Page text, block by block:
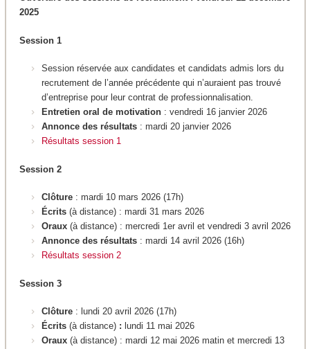
2025
Session 1
Session réservée aux candidates et candidats admis lors du
recrutement de l’année précédente qui n’auraient pas trouvé
d’entreprise pour leur contrat de professionnalisation.
Entretien oral de motivation : vendredi 16 janvier 2026
Annonce des résultats : mardi 20 janvier 2026
Résultats session 1
Session 2
Clôture : mardi 10 mars 2026 (17h)
Écrits (à distance) : mardi 31 mars 2026
Oraux (à distance) : mercredi 1er avril et vendredi 3 avril 2026
Annonce des résultats : mardi 14 avril 2026 (16h)
Résultats session 2
Session 3
Clôture : lundi 20 avril 2026 (17h)
Écrits (à distance) : lundi 11 mai 2026
Oraux (à distance) : mardi 12 mai 2026 matin et mercredi 13